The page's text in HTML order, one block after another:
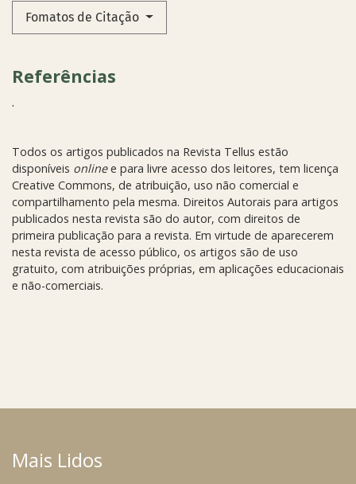
Fomatos de Citação
Referências
.
Todos os artigos publicados na Revista Tellus estão
disponíveis onlinee para livre acesso dos leitores, tem licença
Creative Commons, de atribuição, uso não comercial e
compartilhamento pela mesma. Direitos Autorais para artigos
publicados nesta revista são do autor, com direitos de
primeira publicação para a revista. Em virtude de aparecerem
nesta revista de acesso público, os artigos são de uso
gratuito, com atribuições próprias, em aplicações educacionais
e não-comerciais.
Mais Lidos